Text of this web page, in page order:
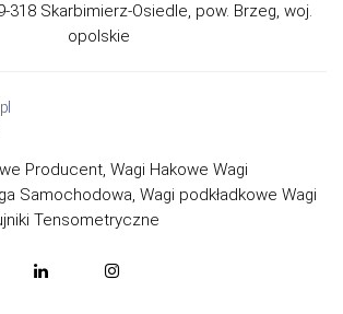
318 Skarbimierz-Osiedle, pow. Brzeg, woj.
opolskie
Producent, Wagi Hakowe Wagi
Samochodowa, Wagi podkładkowe Wagi
Tensometryczne